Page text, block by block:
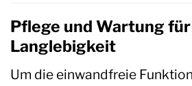
Pflege und Wartung
Langlebigkeit
Um die einwandfreie